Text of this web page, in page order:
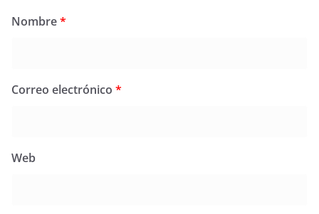
Nombre*
Correo electrónico *
Web